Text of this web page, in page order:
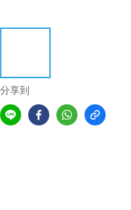
分享到